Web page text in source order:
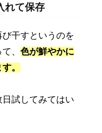
れて保存
干すというのを
、 色が鮮やかに
。
試してみてはい